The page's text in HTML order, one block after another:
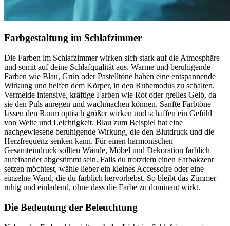
Farbgestaltung im Schlafzimmer
Die Farben im Schlafzimmer wirken sich stark auf die Atmosphäre
und somit auf deine Schlafqualität aus. Warme und beruhigende
Farben wie Blau, Grün oder Pastelltöne haben eine entspannende
Wirkung und helfen dem Körper, in den Ruhemodus zu schalten.
Vermeide intensive, kräftige Farben wie Rot oder grelles Gelb, da
sie den Puls anregen und wachmachen können. Sanfte Farbtöne
lassen den Raum optisch größer wirken und schaffen ein Gefühl
von Weite und Leichtigkeit. Blau zum Beispiel hat eine
nachgewiesene beruhigende Wirkung, die den Blutdruck und die
Herzfrequenz senken kann. Für einen harmonischen
Gesamteindruck sollten Wände, Möbel und Dekoration farblich
aufeinander abgestimmt sein. Falls du trotzdem einen Farbakzent
setzen möchtest, wähle lieber ein kleines Accessoire oder eine
einzelne Wand, die du farblich hervorhebst. So bleibt das Zimmer
ruhig und einladend, ohne dass die Farbe zu dominant wirkt.
Die Bedeutung der Beleuchtung